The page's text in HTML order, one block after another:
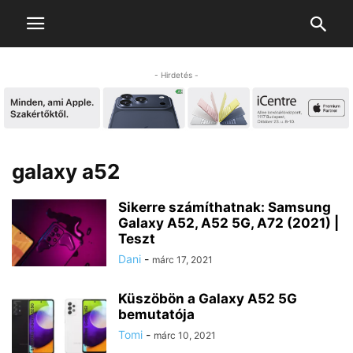
- Hirdetés -
galaxy a52
Sikerre számíthatnak: Samsung
Galaxy A52, A52 5G, A72 (2021) |
Teszt
Dani - márc 17, 2021
Küszöbön a Galaxy A52 5G
bemutatója
Tomi - márc 10, 2021